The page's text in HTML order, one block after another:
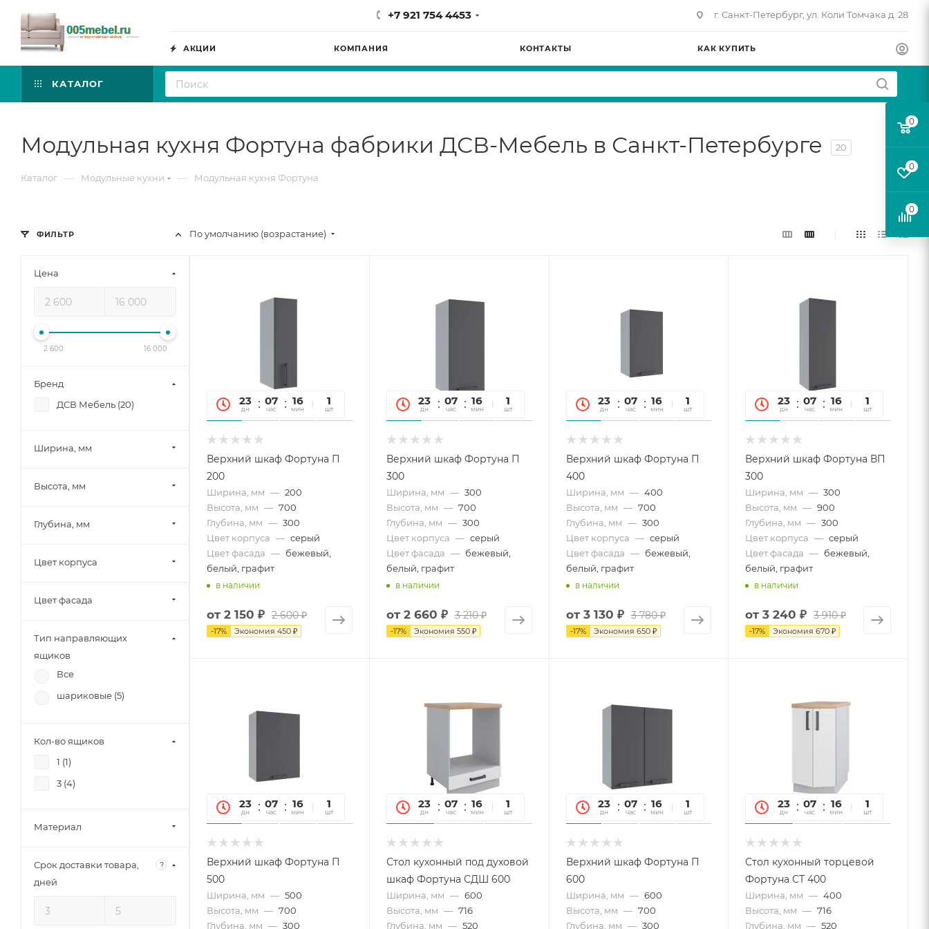
+7 921 754 4453 г. Санкт-Петербург, ул. Коли Томчака д. 28
АКЦИИ КОМПАНИЯ КОНТАКТЫ КАК КУПИТЬ
КАТАЛОГ
Модульная кухня Фортуна фабрики ДСВ-Мебель в Санкт-Петербурге 20
Каталог — Модульные кухни — Модульная кухня Фортуна
По умолчанию (возрастание)
23
дн
07
час
16
мин
26
сек
1
шт
Верхний шкаф Фортуна П
200
Ширина, мм — 200
Высота, мм — 700
Глубина, мм — 300
Цвет корпуса — серый
Цвет фасада — бежевый,
белый, графит
в наличии
от 2 150 ₽ 2 600 ₽
-17% Экономия 450 ₽
23
дн
07
час
16
мин
26
сек
1
шт
Верхний шкаф Фортуна П
300
Ширина, мм — 300
Высота, мм — 700
Глубина, мм — 300
Цвет корпуса — серый
Цвет фасада — бежевый,
белый, графит
в наличии
от 2 660 ₽ 3 210 ₽
-17% Экономия 550 ₽
23
дн
07
час
16
мин
26
сек
1
шт
Верхний шкаф Фортуна П
400
Ширина, мм — 400
Высота, мм — 700
Глубина, мм — 300
Цвет корпуса — серый
Цвет фасада — бежевый,
белый, графит
в наличии
от 3 130 ₽ 3 780 ₽
-17% Экономия 650 ₽
23
дн
07
час
16
мин
26
сек
1
шт
Верхний шкаф Фортуна ВП
300
Ширина, мм — 300
Высота, мм — 900
Глубина, мм — 300
Цвет корпуса — серый
Цвет фасада — бежевый,
белый, графит
в наличии
от3 240 ₽ 3 910 ₽
-17% Экономия670 ₽
23
дн
07
час
16
мин
26
сек
1
шт
Верхний шкаф Фортуна П
500
Ширина, мм — 500
Высота, мм — 700
Глубина, мм — 300
23
дн
07
час
16
мин
26
сек
1
шт
Стол кухонный под духовой
шкаф Фортуна СДШ 600
Ширина, мм — 600
Высота, мм — 716
Глубина, мм — 520
23
дн
07
час
16
мин
26
сек
1
шт
Верхний шкаф Фортуна П
600
Ширина, мм — 600
Высота, мм — 700
Глубина, мм — 300
23
дн
07
час
16
мин
26
сек
1
шт
Стол кухонный торцевой
Фортуна СТ 400
Ширина, мм — 400
Высота, мм — 716
Глубина, мм — 520
ФИЛЬТР
Цена
2 600 16 000
Бренд
ДСВ Мебель (20)
Ширина, мм
Высота, мм
Глубина, мм
Цвет корпуса
Цвет фасада
Тип направляющих
ящиков
Все
шариковые (5)
Кол-во ящиков
1 (1)
3 (4)
Материал
Срок доставки товара,
дней
?
0
0
0